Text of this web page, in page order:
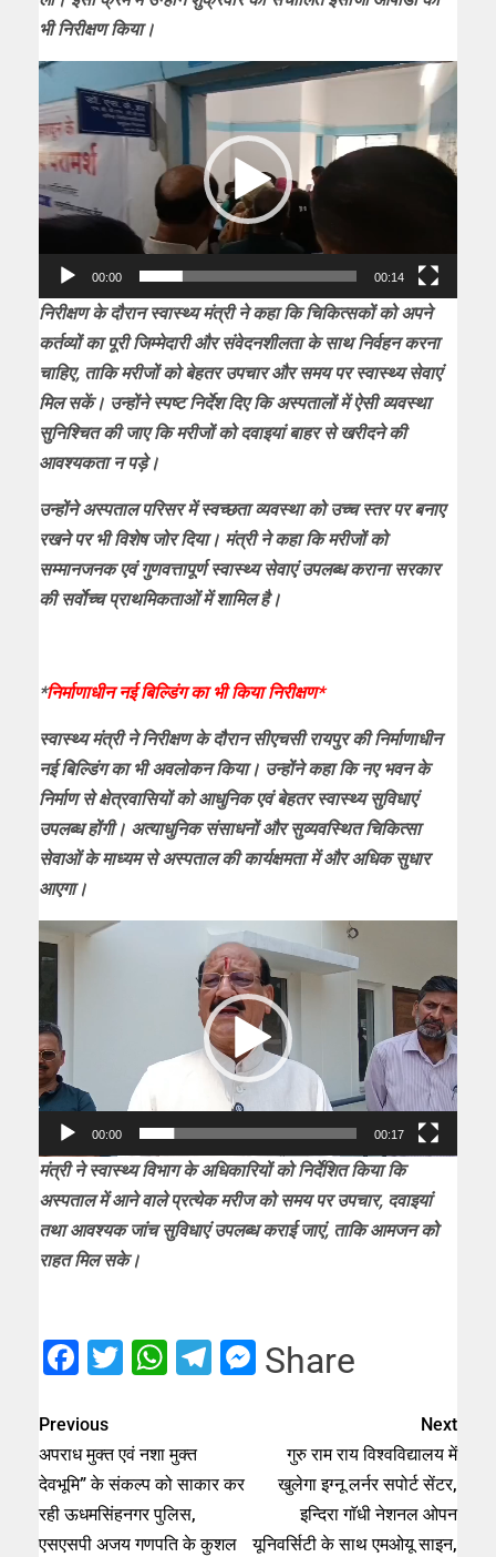
भी निरीक्षण किया।
Video
Player
00:00 00:14
निरीक्षण के दौरान स्वास्थ्य मंत्री ने कहा कि चिकित्सकों को अपने
कर्तव्यों का पूरी जिम्मेदारी और संवेदनशीलता के साथ निर्वहन करना
चाहिए, ताकि मरीजों को बेहतर उपचार और समय पर स्वास्थ्य सेवाएं
मिल सकें। उन्होंने स्पष्ट निर्देश दिए कि अस्पतालों में ऐसी व्यवस्था
सुनिश्चित की जाए कि मरीजों को दवाइयां बाहर से खरीदने की
आवश्यकता न पड़े।
उन्होंने अस्पताल परिसर में स्वच्छता व्यवस्था को उच्च स्तर पर बनाए
रखने पर भी विशेष जोर दिया। मंत्री ने कहा कि मरीजों को
सम्मानजनक एवं गुणवत्तापूर्ण स्वास्थ्य सेवाएं उपलब्ध कराना सरकार
की सर्वाेच्च प्राथमिकताओं में शामिल है।
*निर्माणाधीन नई बिल्डिंग का भी किया निरीक्षण*
स्वास्थ्य मंत्री ने निरीक्षण के दौरान सीएचसी रायपुर की निर्माणाधीन
नई बिल्डिंग का भी अवलोकन किया। उन्होंने कहा कि नए भवन के
निर्माण से क्षेत्रवासियों को आधुनिक एवं बेहतर स्वास्थ्य सुविधाएं
उपलब्ध होंगी। अत्याधुनिक संसाधनों और सुव्यवस्थित चिकित्सा
सेवाओं के माध्यम से अस्पताल की कार्यक्षमता में और अधिक सुधार
आएगा।
Video
Player
00:00 00:17
मंत्री ने स्वास्थ्य विभाग के अधिकारियों को निर्देशित किया कि
अस्पताल में आने वाले प्रत्येक मरीज को समय पर उपचार, दवाइयां
तथा आवश्यक जांच सुविधाएं उपलब्ध कराई जाएं, ताकि आमजन को
राहत मिल सके।
Facebook
Twitter
WhatsApp
Telegram
Messenger
Share
Previous
अपराध मुक्त एवं नशा मुक्त
देवभूमि” के संकल्प को साकार कर
रही ऊधमसिंहनगर पुलिस,
एसएसपी अजय गणपति के कुशल
Next
गुरु राम राय विश्वविद्यालय में
खुलेगा इग्नू लर्नर सपोर्ट सेंटर,
इन्दिरा गाॅधी नेशनल ओपन
यूनिवर्सिटी के साथ एमओयू साइन,